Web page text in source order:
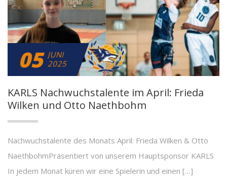
05 JUNI
2025
KARLS Nachwuchstalente im April: Frieda
Wilken und Otto Naethbohm
Nachwuchstalente des Monats April: Frieda Wilken & Otto
NaethbohmPräsentiert von unserem Hauptsponsor KARLS
In jedem Monat küren wir eine Spielerin und einen […]